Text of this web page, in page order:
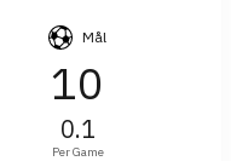
Mål
10
0.1
Per Game